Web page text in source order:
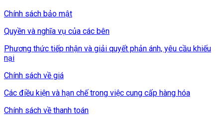
Chính sách bảo mật
Quyền và nghĩa vụ của các bên
Phương thức tiếp nhận và giải quyết phản ánh, yêu cầu khiếu
nại
Chính sách về giá
Các điều kiện và hạn chế trong việc cung cấp hàng hóa
Chính sách về thanh toán